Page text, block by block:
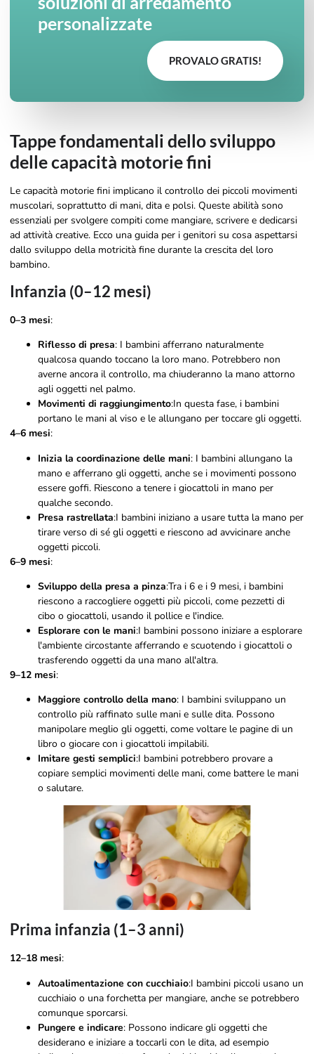
personalizzate
PROVALO GRATIS!
Tappe fondamentali dello sviluppo
delle capacità motorie fini
Le capacità motorie fini implicano il controllo dei piccoli movimenti
muscolari, soprattutto di mani, dita e polsi. Queste abilità sono
essenziali per svolgere compiti come mangiare, scrivere e dedicarsi
ad attività creative. Ecco una guida per i genitori su cosa aspettarsi
dallo sviluppo della motricità fine durante la crescita del loro
bambino.
Infanzia (0–12 mesi)
0–3 mesi:
Riflesso di presa: I bambini afferrano naturalmente
qualcosa quando toccano la loro mano. Potrebbero non
averne ancora il controllo, ma chiuderanno la mano attorno
agli oggetti nel palmo.
Movimenti di raggiungimento:In questa fase, i bambini
portano le mani al viso e le allungano per toccare gli oggetti.
4–6 mesi:
Inizia la coordinazione delle mani: I bambini allungano la
mano e afferrano gli oggetti, anche se i movimenti possono
essere goffi. Riescono a tenere i giocattoli in mano per
qualche secondo.
Presa rastrellata:I bambini iniziano a usare tutta la mano per
tirare verso di sé gli oggetti e riescono ad avvicinare anche
oggetti piccoli.
6–9 mesi:
Sviluppo della presa a pinza:Tra i 6 e i 9 mesi, i bambini
riescono a raccogliere oggetti più piccoli, come pezzetti di
cibo o giocattoli, usando il pollice e l'indice.
Esplorare con le mani:I bambini possono iniziare a esplorare
l'ambiente circostante afferrando e scuotendo i giocattoli o
trasferendo oggetti da una mano all'altra.
9–12 mesi:
Maggiore controllo della mano: I bambini sviluppano un
controllo più raffinato sulle mani e sulle dita. Possono
manipolare meglio gli oggetti, come voltare le pagine di un
libro o giocare con i giocattoli impilabili.
Imitare gesti semplici:I bambini potrebbero provare a
copiare semplici movimenti delle mani, come battere le mani
o salutare.
Prima infanzia (1–3 anni)
12–18 mesi:
Autoalimentazione con cucchiaio:I bambini piccoli usano un
cucchiaio o una forchetta per mangiare, anche se potrebbero
comunque sporcarsi.
Pungere e indicare: Possono indicare gli oggetti che
desiderano e iniziare a toccarli con le dita, ad esempio